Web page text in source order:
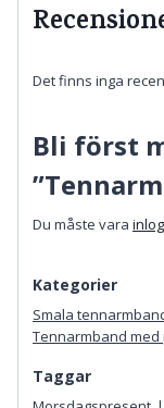
Det finns inga
Bli först
Du måste vara
Kategorier
Smala
Tennarmband
Taggar